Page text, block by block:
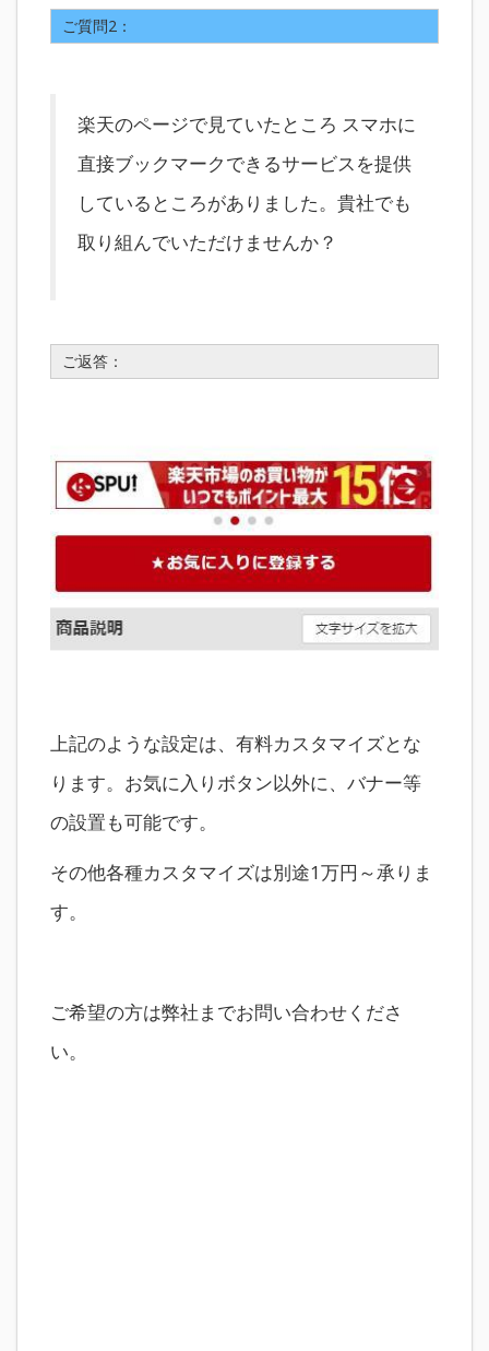
ご質問2：
楽天のページで見ていたところ スマホに
直接ブックマークできるサービスを提供
しているところがありました。貴社でも
取り組んでいただけませんか？
ご返答：
上記のような設定は、有料カスタマイズとな
ります。お気に入りボタン以外に、バナー等
の設置も可能です。
その他各種カスタマイズは別途1万円～承りま
す。
ご希望の方は弊社までお問い合わせくださ
い。